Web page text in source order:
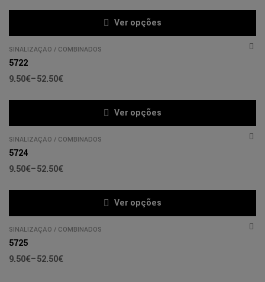
Ver opções
SINALIZAÇÃO / COMBINADOS
5722
9.50€–52.50€
Ver opções
SINALIZAÇÃO / COMBINADOS
5724
9.50€–52.50€
Ver opções
SINALIZAÇÃO / COMBINADOS
5725
9.50€–52.50€